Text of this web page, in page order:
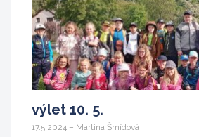
výlet 10. 5.
17.5.2024 – Martina Šmídová